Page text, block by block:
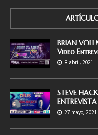
BRIAN
Video
8 abril, 2021
STEVE
ENTREVISTA
27 mayo, 2021